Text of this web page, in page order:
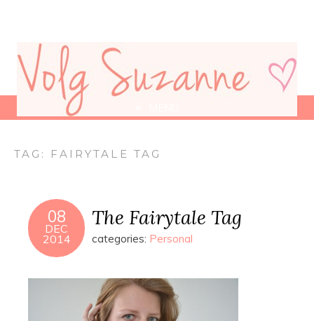
TAG: FAIRYTALE TAG
08
DEC
2014
The Fairytale Tag
categories: Personal